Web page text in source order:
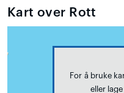
Kart over Rott
For å bruke
eller